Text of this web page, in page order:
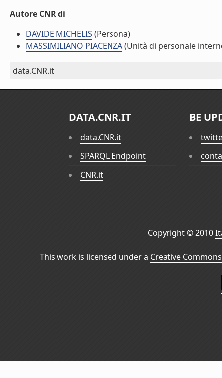
Autore CNR di
DAVIDE MICHELIS (Persona)
MASSIMILIANO PIACENZA(Unità di personale
data.CNR.it
DATA.CNR.IT
data.CNR.it
SPARQL Endpoint
CNR.it
BE
Copyright © 2010
This work is licensed under a Creative